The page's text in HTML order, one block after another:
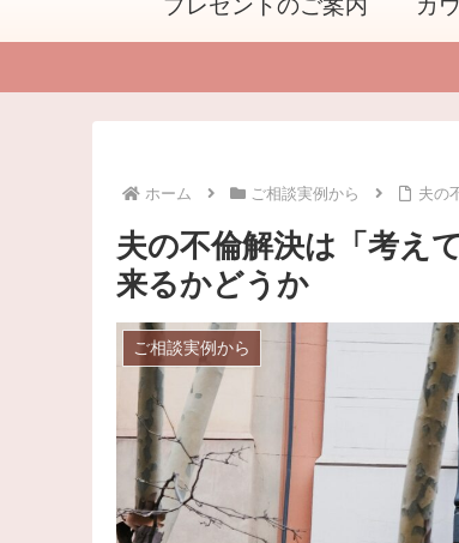
プレゼントのご案内 カ
ホーム ご相談実例から 夫の
夫の不倫解決は「考え
来るかどうか
ご相談実例から